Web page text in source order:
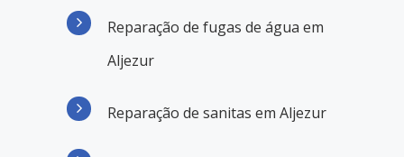
Reparação de fugas de água em
Aljezur
Reparação de sanitas em Aljezur